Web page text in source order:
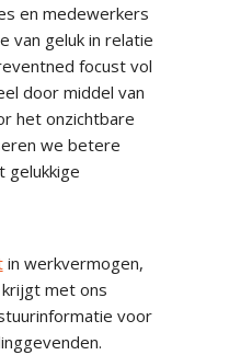
en medewerkers
van geluk in relatie
focust vol
door middel van
het onzichtbare
we betere
gelukkige
in werkvermogen,
met ons
voor